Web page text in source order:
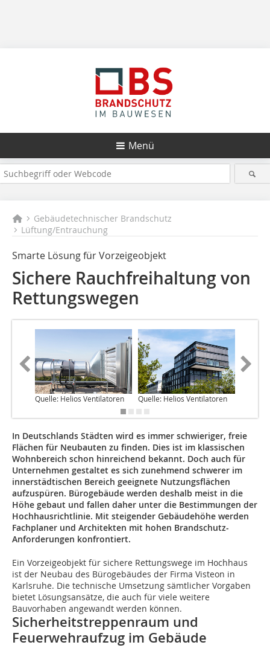
Menü
Gebäudetechnischer Brandschutz
Lüftung/Entrauchung
Smarte Lösung für Vorzeigeobjekt
Sichere Rauchfreihaltung von
Rettungswegen
Quelle: Helios Ventilatoren Quelle: Helios Ventilatoren
In Deutschlands Städten wird es immer schwieriger, freie
Flächen für Neubauten zu finden. Dies ist im klassischen
Wohnbereich schon hinreichend bekannt. Doch auch für
Unternehmen gestaltet es sich zunehmend schwerer im
innerstädtischen Bereich geeignete Nutzungsflächen
aufzuspüren. Bürogebäude werden deshalb meist in die
Höhe gebaut und fallen daher unter die Bestimmungen der
Hochhausrichtlinie. Mit steigender Gebäudehöhe werden
Fachplaner und Architekten mit hohen Brandschutz-
Anforderungen konfrontiert.
Ein Vorzeigeobjekt für sichere Rettungswege im Hochhaus
ist der Neubau des Bürogebäudes der Firma Visteon in
Karlsruhe. Die technische Umsetzung sämtlicher Vorgaben
bietet Lösungsansätze, die auch für viele weitere
Bauvorhaben angewandt werden können.
Sicherheitstreppenraum und
Feuerwehraufzug im Gebäude